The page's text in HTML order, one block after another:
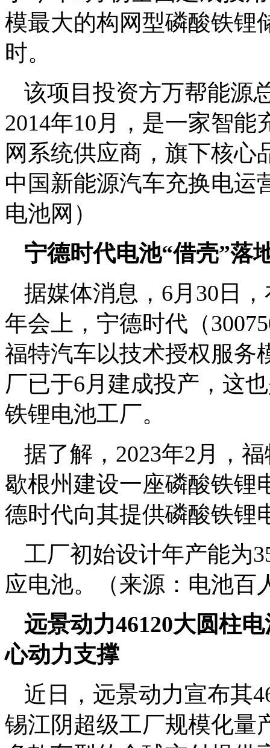
模最大的构网型磷酸铁锂
时。
该项目投资方万帮能源
2014年10月，是一家智
网系统供应商，旗下核心
中国新能源汽车充换电运
电池网）
宁德时代电池“借壳”落
据媒体消息，6月30日
年会上，宁德时代（
福特汽车以技术授权服务
厂已于6月建成投产，这
铁锂电池工厂。
据了解，2023年2月，
歇根州建设一座磷酸铁锂
德时代向其提供磷酸铁锂
工厂初始设计年产能为
应电池。（来源：电池百
远景动力46120大圆柱
心动力支撑
近日，远景动力宣布其
锡江阴超级工厂规模化量